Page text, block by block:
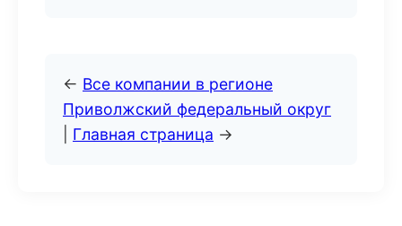
← Все компании в регионе
Приволжский федеральный округ
Главная страница →